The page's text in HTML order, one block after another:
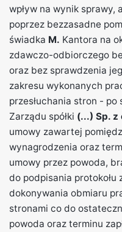
wpływ na wynik sprawy,
poprzez bezzasadne
świadka M. Kantora na
zdawczo-odbiorczego
oraz bez sprawdzenia
zakresu wykonanych
przesłuchania stron -
Zarządu spółki (...) Sp. z
umowy zawartej
wynagrodzenia oraz
umowy przez powoda,
do podpisania
dokonywania obmiaru
stronami co do
powoda oraz terminu